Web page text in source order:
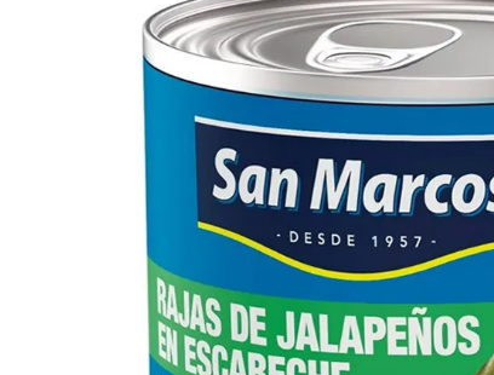
Botanas y bebidas
Cuidado de la ropa
Cuidado personal
Limpieza del hogar
Mascotas
Pan de la casa